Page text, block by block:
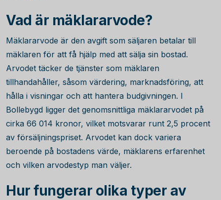
Vad är mäklararvode?
Mäklararvode är den avgift som säljaren betalar till
mäklaren för att få hjälp med att sälja sin bostad.
Arvodet täcker de tjänster som mäklaren
tillhandahåller, såsom värdering, marknadsföring, att
hålla i visningar och att hantera budgivningen. I
Bollebygd ligger det genomsnittliga mäklararvodet på
cirka 66 014 kronor, vilket motsvarar runt 2,5 procent
av försäljningspriset. Arvodet kan dock variera
beroende på bostadens värde, mäklarens erfarenhet
och vilken arvodestyp man väljer.
Hur fungerar olika typer av